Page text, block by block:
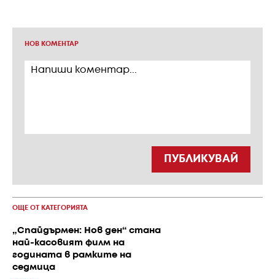
НОВ КОМЕНТАР
ПУБЛИКУВАЙ
ОЩЕ ОТ КАТЕГОРИЯТА
„Спайдърмен: Нов ден“ стана
най-касовият филм на
годината в рамките на
седмица